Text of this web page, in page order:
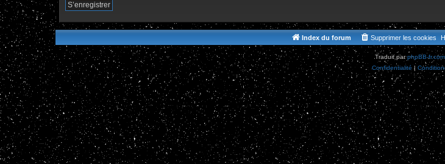
S’enregistrer
Index du forum Supprimer les cookies
Traduit parphpBB-fr.com
Confidentialité |